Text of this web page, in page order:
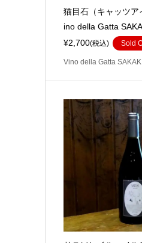
猫目石（キャッツア
ino della Gatta
¥2,700(税込) Sold
Vino della Gatta SAKAKI